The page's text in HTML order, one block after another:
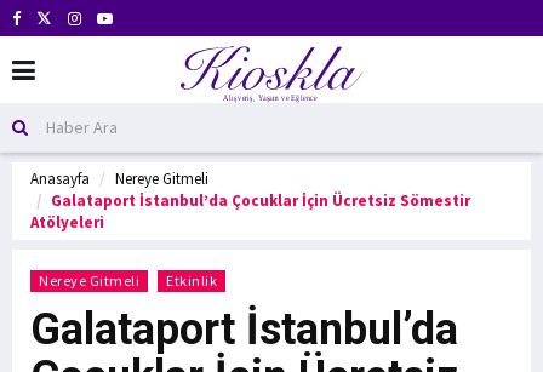
Anasayfa
Nereye Gitmeli
Galataport İstanbul’da Çocuklar İçin Ücretsiz Sömestir
Atölyeleri
Nereye Gitmeli Etkinlik
Galataport İstanbul’da